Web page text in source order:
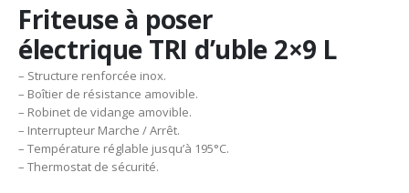
Friteuse à poser
électrique TRI d’uble 2×9 L
– Structure renforcée inox.
– Boîtier de résistance amovible.
– Robinet de vidange amovible.
– Interrupteur Marche / Arrêt.
– Température réglable jusqu’à 195°C.
– Thermostat de sécurité.